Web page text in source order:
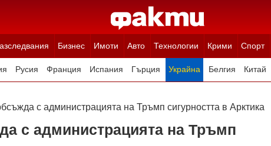
Бизнес Имоти Авто Технологии Крими Спорт
Русия Франция Испания Гърция Украйна Белгия Китай
с администрацията на Тръмп сигурността в Арктика
с администрацията на Тръмп